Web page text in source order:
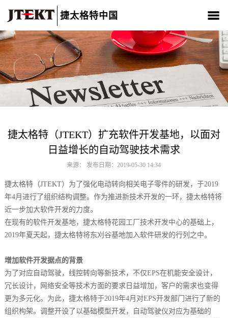
捷太格特中国
关于我们 产品介绍 新闻中心 CSR 人材招聘
联系我们
捷太格特（JTEKT）扩充软件开发基地，以面对
日益增长的自动驾驶技术需求
来源： 发布日期：2019-05-30 14:34
捷太格特（JTEKT）为了强化电动转向相关电子零件的研发，于2019
年4月进行了组织结构调整。作为推进新技术开发的一环，捷太格特将
近一步加大软件开发的力度。
在现有的软件开发基地，捷太格特花园工厂技术开发中心的基础上，
2019年夏天起，捷太格特将东刈谷基地加入软件研发的行列之中。
增加软件开发据点的背景
为了对应自动驾驶，线控转向等新技术，不仅EPS在机能安全设计，
冗长设计，网络安全等技术方面的要求日益增加，客户的需求也变得
更为多元化。为此，捷太格特于2019年4月对EPS开发部门进行了新的
组织构架。调整开设了以基础模型开发，自动驾驶仪对应为基础的